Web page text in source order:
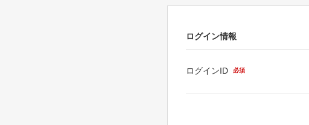
ログイン情報
ログインID 必須